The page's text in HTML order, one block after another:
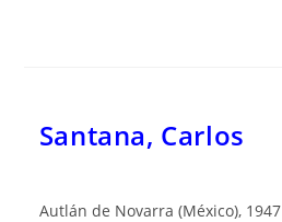
Santana, Carlos
Autlán de Novarra (México), 1947